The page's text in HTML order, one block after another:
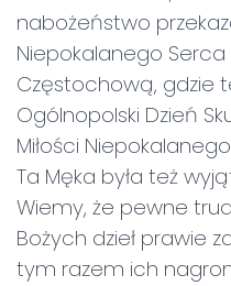
nabożeństwo
Niepokalanego Serca
Częstochową, gdzie
Ogólnopolski Dzień
Miłości
Ta Męka była też
Wiemy, że pewne
Bożych dzieł prawie
tym razem ich